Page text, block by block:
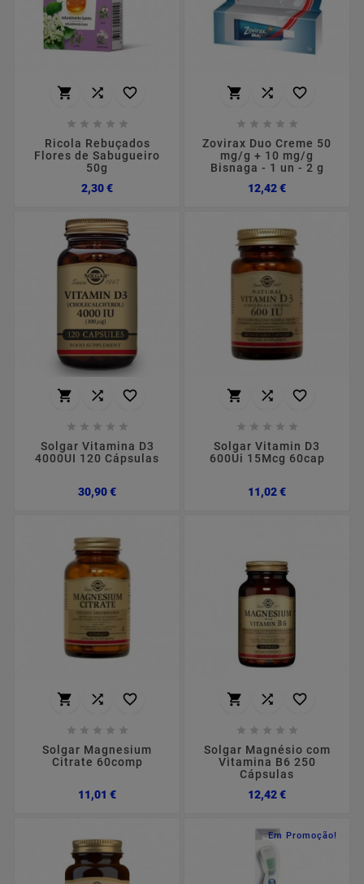
  
    
Ricola Rebuçados
Flores de Sabugueiro
50g
2,30 €Preço
  
    
Zovirax Duo Creme 50
mg/g + 10 mg/g
Bisnaga - 1 un - 2 g
12,42 €Preço
  
    
Solgar Vitamina D3
4000UI 120 Cápsulas
30,90 €Preço
  
    
Solgar Vitamin D3
600Ui 15Mcg 60cap
11,02 €Preço
  
    
Solgar Magnesium
Citrate 60comp
11,01 €Preço
  
    
Solgar Magnésio com
Vitamina B6 250
Cápsulas
12,42 €Preço
Em Promoção!